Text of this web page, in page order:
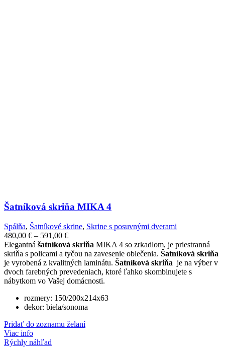
Šatníková skriňa MIKA 4
Spálňa, Šatníkové skrine, Skrine s posuvnými dverami
480,00 € – 591,00 €Price
range:
480,00 €
through
591,00 €
Elegantná šatníková skriňa MIKA 4 so zrkadlom, je priestranná
skriňa s policami a tyčou na zavesenie oblečenia. Šatníková skriňa
je vyrobená z kvalitných laminátu. Šatníková skriňa je na výber v
dvoch farebných prevedeniach, ktoré ľahko skombinujete s
nábytkom vo Vašej domácnosti.
rozmery: 150/200x214x63
dekor: biela/sonoma
Pridať do zoznamu želaní
Viac info
Rýchly náhľad